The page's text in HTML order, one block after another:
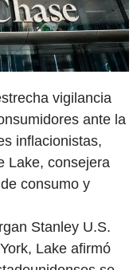
vigilancia
ante la
inflacionistas,
Lake, consejera
consumo y
Stanley U.S.
Lake afirmó